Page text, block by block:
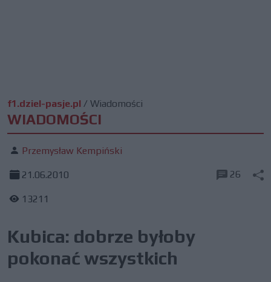
f1.dziel-pasje.pl / Wiadomości
WIADOMOŚCI
Przemysław Kempiński
21.06.2010
13211
26
Kubica: dobrze byłoby
pokonać wszystkich